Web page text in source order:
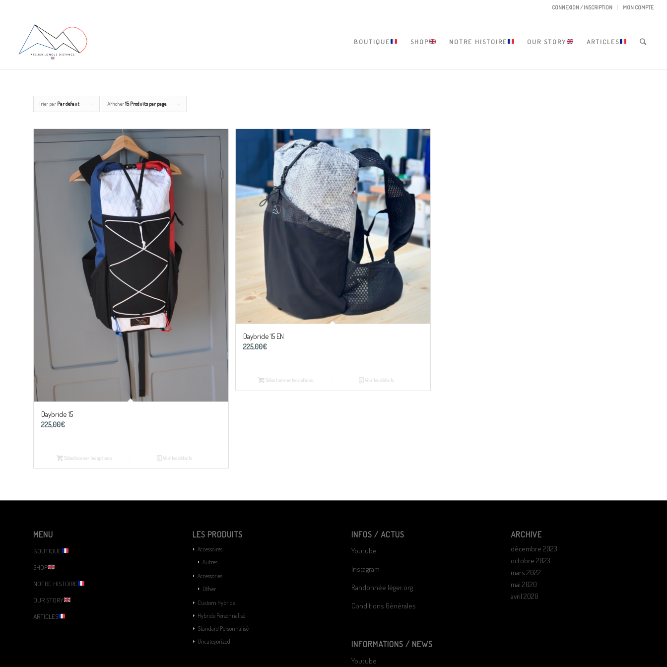
CONNEXION / INSCRIPTION MON COMPTE
BOUTIQUE SHOP NOTRE HISTOIRE OUR STORY ARTICLES
Trier par Par défaut Afficher15 Produits par page
Daybride 15
225,00€
Sélectionner les options Voir les détails
Daybride 15 EN
225,00€
Sélectionner les options Voir les détails
MENU
BOUTIQUE
SHOP
NOTRE HISTOIRE
OUR STORY
ARTICLES
LES PRODUITS
Accessoires
Autres
Accessories
Other
Custom Hybride
Hybride Personnalisé
Standard Personnalisé
Uncategorized
INFOS / ACTUS
Youtube
Instagram
Randonnée léger.org
Conditions Générales
INFORMATIONS / NEWS
Youtube
ARCHIVE
décembre 2023
octobre 2023
mars 2022
mai 2020
avril 2020